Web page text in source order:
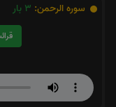
سوره الرحمن: 3 بار
قرائت سوره